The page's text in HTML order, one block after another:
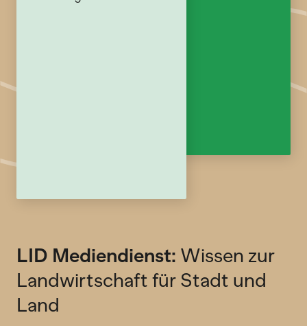
LID Mediendienst: Wissen zur
Landwirtschaft für Stadt und
Land